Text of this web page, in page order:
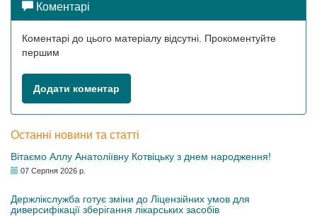
Коментарі
Коментарі до цього матеріалу відсутні. Прокоментуйте
першим
Додати коментар
Останні новини та статті
Вітаємо Аллу Анатоліївну Котвіцьку з днем народження!
07 Серпня 2026 р.
Держлікслужба готує зміни до Ліцензійних умов для
диверсифікації зберігання лікарських засобів